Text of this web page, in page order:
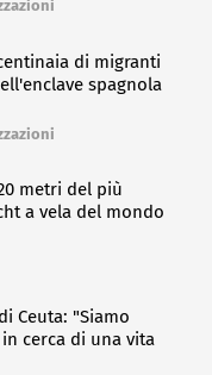
di migranti
spagnola
metri del più
a vela del mondo
Ceuta: "Siamo
cerca di una vita